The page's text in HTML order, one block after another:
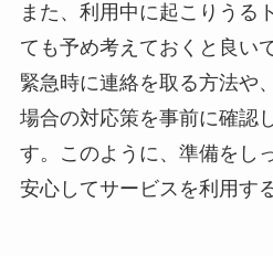
また、利用中に起こりうる
ても予め考えておくと良い
緊急時に連絡を取る方法や
場合の対応策を事前に確認
す。このように、準備をし
安心してサービスを利用す